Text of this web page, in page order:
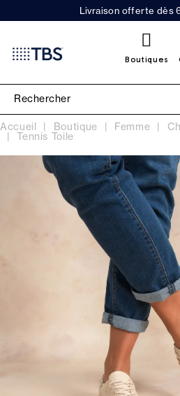
Livraison offerte dès
Boutiques
Accueil Boutique Femme
Tennis Toile